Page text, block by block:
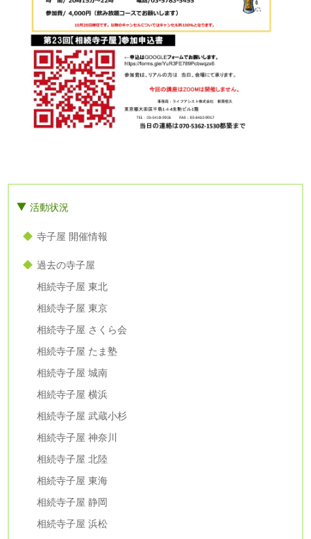
活動状況
寺子屋 開催情報
過去の寺子屋
相続寺子屋 東北
相続寺子屋 東京
相続寺子屋 さくら会
相続寺子屋 たま塾
相続寺子屋 城南
相続寺子屋 横浜
相続寺子屋 武蔵小杉
相続寺子屋 神奈川
相続寺子屋 北陸
相続寺子屋 東海
相続寺子屋 静岡
相続寺子屋 浜松